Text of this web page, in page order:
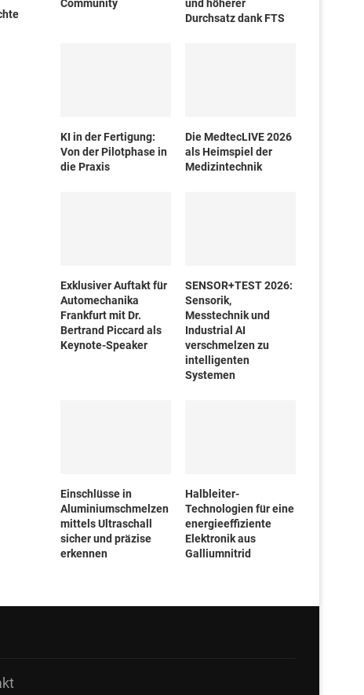
Community
und höherer
Durchsatz dank FTS
KI in der Fertigung:
Von der Pilotphase in
die Praxis
Die MedtecLIVE 2026
als Heimspiel der
Medizintechnik
Exklusiver Auftakt für
Automechanika
Frankfurt mit Dr.
Bertrand Piccard als
Keynote-Speaker
SENSOR+TEST 2026:
Sensorik,
Messtechnik und
Industrial AI
verschmelzen zu
intelligenten
Systemen
Einschlüsse in
Aluminiumschmelzen
mittels Ultraschall
sicher und präzise
erkennen
Halbleiter-
Technologien für eine
energieeffiziente
Elektronik aus
Galliumnitrid